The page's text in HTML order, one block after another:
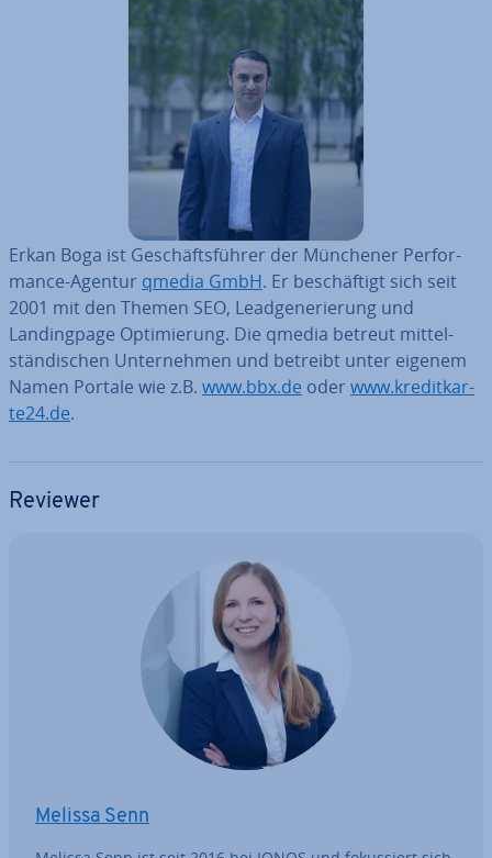
Erkan Boga ist Ge­schäfts­füh­rer der Münchener Per­for­
mance-Agentur qmedia GmbH. Er be­schäf­tigt sich seit
2001 mit den Themen SEO, Lead­ge­ne­rie­rung und
Landing­pa­ge Op­ti­mie­rung. Die qmedia betreut mit­tel­
stän­di­schen Un­ter­neh­men und betreibt unter eigenem
Namen Portale wie z.B. www.bbx.de oder www.kre­dit­kar­
te24.de.
Reviewer
Melissa Senn